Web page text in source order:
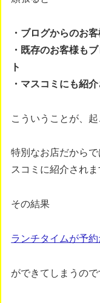
・ブログからのお
・既存のお客様も
ト
・マスコミにも紹
こういうことが、起
特別なお店だから
スコミに紹介されま
その結果
ランチタイムが予
ができてしまうので